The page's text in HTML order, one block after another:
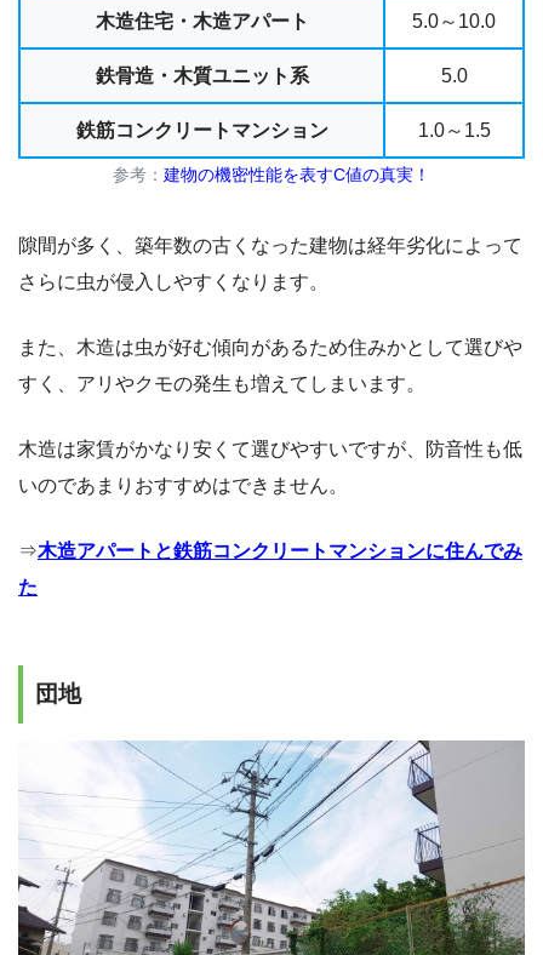
木造住宅・木造アパート 5.0～10.0
鉄骨造・木質ユニット系 5.0
鉄筋コンクリートマンション 1.0～1.5
参考： 建物の機密性能を表すC値の真実！
隙間が多く、築年数の古くなった建物は経年劣化によって
さらに虫が侵入しやすくなります。
また、木造は虫が好む傾向があるため住みかとして選びや
すく、アリやクモの発生も増えてしまいます。
木造は家賃がかなり安くて選びやすいですが、防音性も低
いのであまりおすすめはできません。
⇒木造アパートと鉄筋コンクリートマンションに住んでみ
た
団地